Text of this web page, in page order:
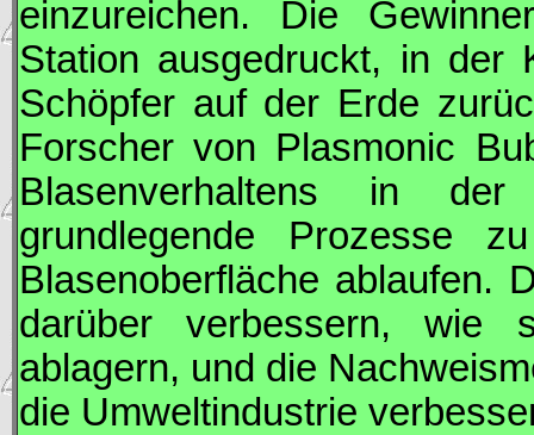
einzureichen. Die
Station ausgedruckt, in der
Schöpfer auf der Erde
Forscher von Plasmonic
Blasenverhaltens in der
grundlegende Prozesse
Blasenoberfläche ablaufen.
darüber verbessern, wie
ablagern, und die
die Umweltindustrie